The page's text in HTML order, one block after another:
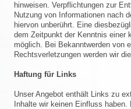
hinweisen. Verpflichtungen zur
Nutzung von Informationen nach
hiervon unberührt. Eine
dem Zeitpunkt der Kenntnis einer
möglich. Bei Bekanntwerden von
Rechtsverletzungen werden wir
Haftung für Links
Unser Angebot enthält Links zu
Inhalte wir keinen Einfluss